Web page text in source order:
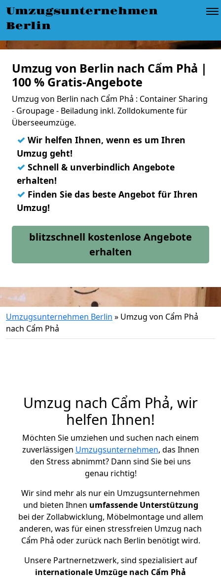
Umzugsunternehmen
Berlin
Umzug von Berlin nach Cẩm Phả |
100 % Gratis-Angebote
Umzug von Berlin nach Cẩm Phả : Container Sharing
- Groupage - Beiladung inkl. Zolldokumente für
Überseeumzüge.
✓ Wir helfen Ihnen, wenn es um Ihren
Umzug geht!
✓ Schnell & unverbindlich Angebote
erhalten!
✓ Finden Sie das beste Angebot für Ihren
Umzug!
blitzschnell kostenlose Angebote
erhalten
Umzugsunternehmen Berlin » Umzug von Cẩm Phả
nach Cẩm Phả
Umzug nach Cẩm Phả, wir
helfen Ihnen!
Möchten Sie umziehen und suchen nach einem
zuverlässigen Umzugsunternehmen, das Ihnen
den Stress abnimmt? Dann sind Sie bei uns
genau richtig!
Wir sind mehr als nur ein Umzugsunternehmen
und bieten Ihnen umfassende Unterstützung
bei der Zollabwicklung, Möbelmontage und allem
anderen, was für einen stressfreien Umzug nach
Cẩm Phả oder zurück nach Berlin benötigt wird.
Unsere Partnernetzwerk, sind spezialisiert auf
internationale Umzüge nach Cẩm Phả